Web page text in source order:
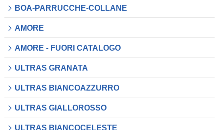
BOA-PARRUCCHE-COLLANE
AMORE
AMORE - FUORI CATALOGO
ULTRAS GRANATA
ULTRAS BIANCOAZZURRO
ULTRAS GIALLOROSSO
ULTRAS BIANCOCELESTE